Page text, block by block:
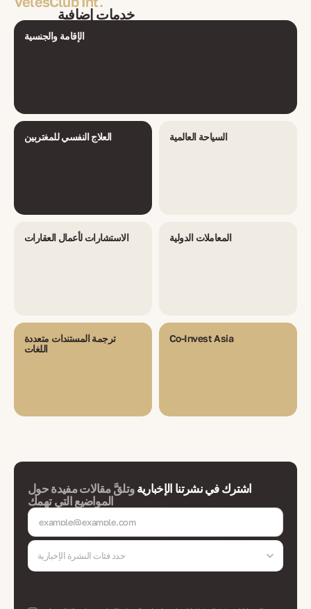
خدمات إضافية
الإقامة والجنسية
العلاج النفسي للمغتربين السياحة العالمية
الاستشارات لأعمال العقارات المعاملات الدولية
ترجمة المستندات متعددة
اللغات
Co-Invest Asia
اشترك في نشرتنا الإخباريةوتلقَّ مقالات مفيدة حول
المواضيع التي تهمك
حدد فئات النشرة الإخبارية